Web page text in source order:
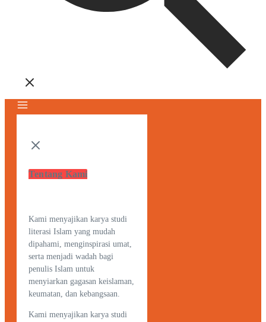
Tentang Kami
Kami menyajikan karya studi
literasi Islam yang mudah
dipahami, menginspirasi umat,
serta menjadi wadah bagi
penulis Islam untuk
menyiarkan gagasan keislaman,
keumatan, dan kebangsaan.
Kami menyajikan karya studi